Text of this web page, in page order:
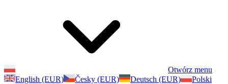
Otwórz menu
English (EUR)
Česky (EUR) Deutsch (EUR)
Polski